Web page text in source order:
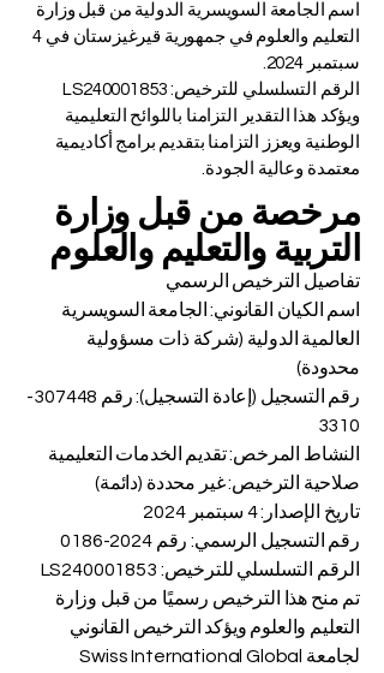
اسم الجامعة السويسرية الدولية من قبل وزارة
التعليم والعلوم في جمهورية قيرغيزستان في 4
سبتمبر 2024.
الرقم التسلسلي للترخيص: LS240001853
ويؤكد هذا التقدير التزامنا باللوائح التعليمية
الوطنية ويعزز التزامنا بتقديم برامج أكاديمية
معتمدة وعالية الجودة.
مرخصة من قبل وزارة
التربية والتعليم والعلوم
تفاصيل الترخيص الرسمي
اسم الكيان القانوني: الجامعة السويسرية
العالمية الدولية (شركة ذات مسؤولية
محدودة)
رقم التسجيل (إعادة التسجيل): رقم 307448-
3310
النشاط المرخص: تقديم الخدمات التعليمية
صلاحية الترخيص: غير محددة (دائمة)
تاريخ الإصدار: 4 سبتمبر 2024
رقم التسجيل الرسمي: رقم 2024-0186
الرقم التسلسلي للترخيص: LS240001853
تم منح هذا الترخيص رسميًا من قبل وزارة
التعليم والعلوم ويؤكد الترخيص القانوني
لجامعة Swiss International Global